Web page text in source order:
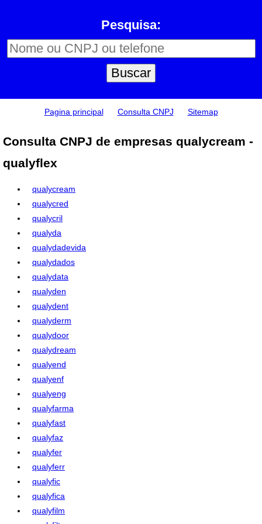
Pesquisa:
Pagina principal Consulta CNPJ Sitemap
Consulta CNPJ de empresas qualycream -
qualyflex
qualycream
qualycred
qualycril
qualyda
qualydadevida
qualydados
qualydata
qualyden
qualydent
qualyderm
qualydoor
qualydream
qualyend
qualyenf
qualyeng
qualyfarma
qualyfast
qualyfaz
qualyfer
qualyferr
qualyfic
qualyfica
qualyfilm